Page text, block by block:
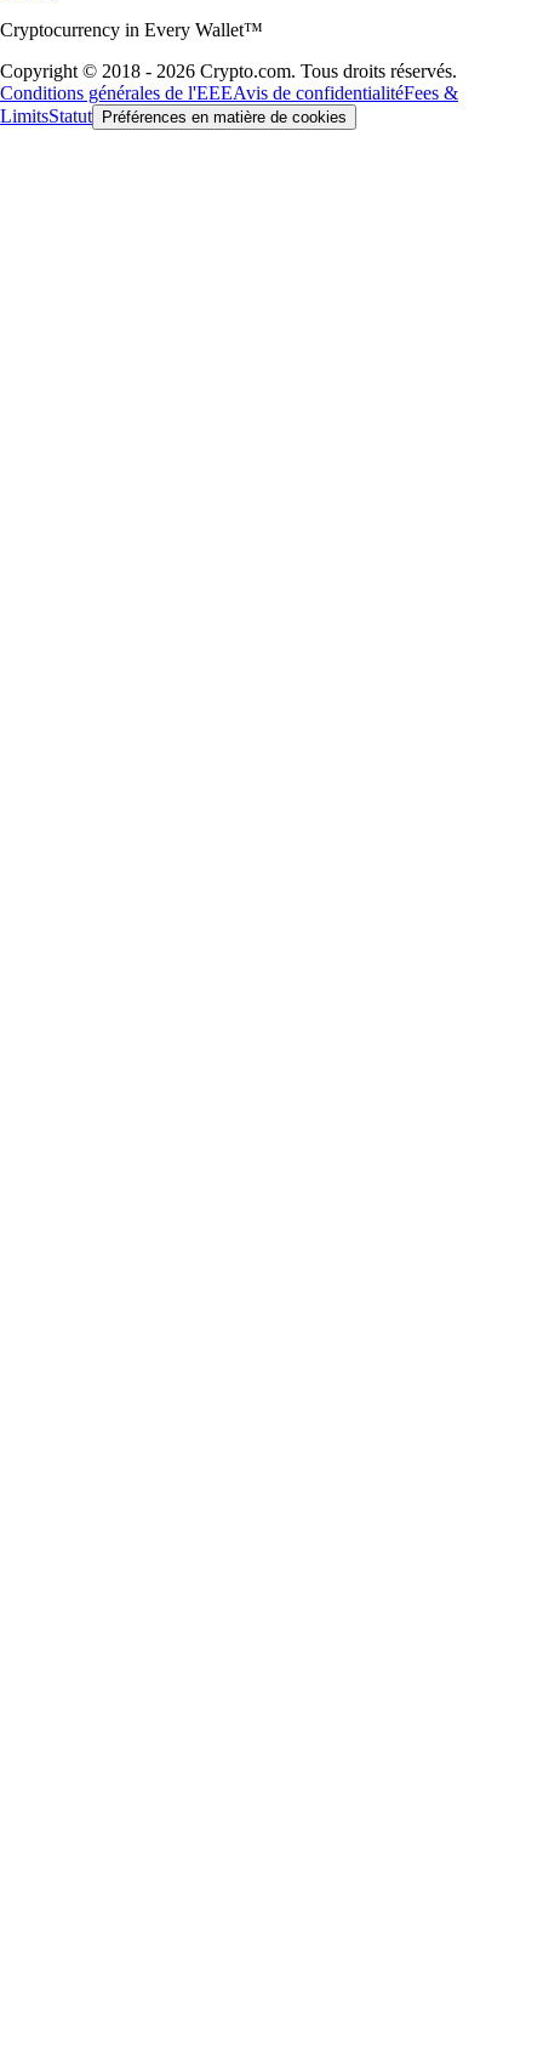
Cryptocurrency in Every Wallet™
Copyright © 2018 - 2026 Crypto.com. Tous droits réservés.
Conditions générales de l'EEEAvis de confidentialitéFees &
LimitsStatut Préférences en matière de cookies